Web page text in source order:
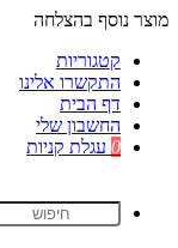
מוצר נוסף בהצלחה
קטגוריות
התקשרו אלינו
דף הבית
החשבון שלי
0 עגלת קניות